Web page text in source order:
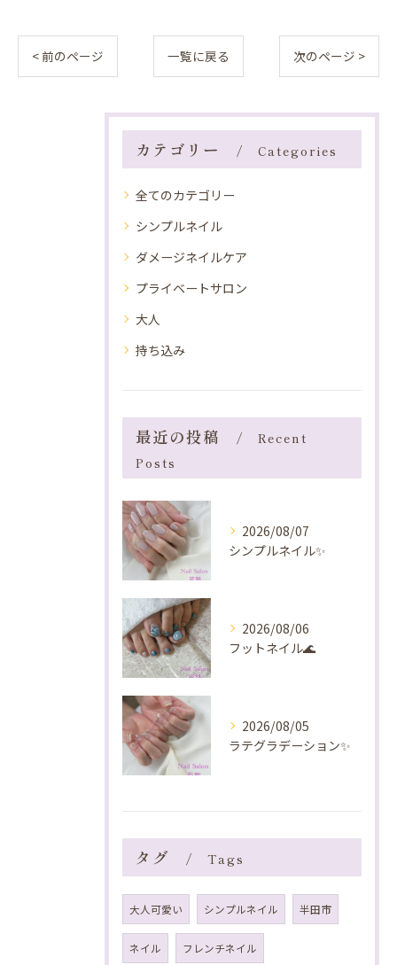
< 前のページ 一覧に戻る 次のページ >
カテゴリー Categories
全てのカテゴリー
シンプルネイル
ダメージネイルケア
プライベートサロン
大人
持ち込み
最近の投稿
Recent
Posts
2026/08/07
シンプルネイル✨️
2026/08/06
フットネイル🌊
2026/08/05
ラテグラデーション✨️
タグ Tags
大人可愛い シンプルネイル 半田市
ネイル フレンチネイル